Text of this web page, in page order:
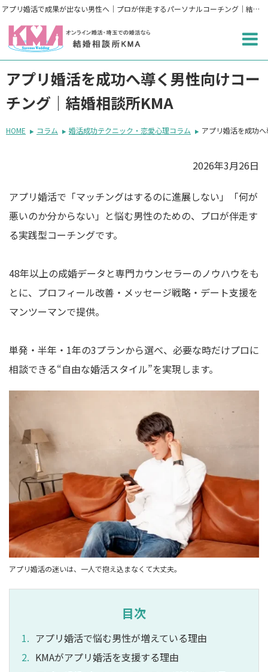
アプリ婚活で成果が出ない男性へ｜プロが伴走するパーソナルコーチング｜結婚相談所KMA
アプリ婚活を成功へ導く男性向けコー
チング｜結婚相談所KMA
HOME コラム 婚活成功テクニック・恋愛心理コラム アプリ婚活を成功
2026年3月26日
アプリ婚活で「マッチングはするのに進展しない」「何が
悪いのか分からない」と悩む男性のための、プロが伴走す
る実践型コーチングです。
48年以上の成婚データと専門カウンセラーのノウハウをも
とに、プロフィール改善・メッセージ戦略・デート支援を
マンツーマンで提供。
単発・半年・1年の3プランから選べ、必要な時だけプロに
相談できる“自由な婚活スタイル”を実現します。
アプリ婚活の迷いは、一人で抱え込まなくて大丈夫。
目次
アプリ婚活で悩む男性が増えている理由
KMAがアプリ婚活を支援する理由